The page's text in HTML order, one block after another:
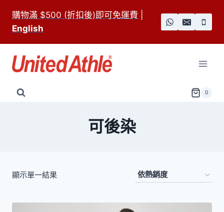
content
購物滿 $500 (折扣後)即可免運費
English
0
可後染
顯示單一結果